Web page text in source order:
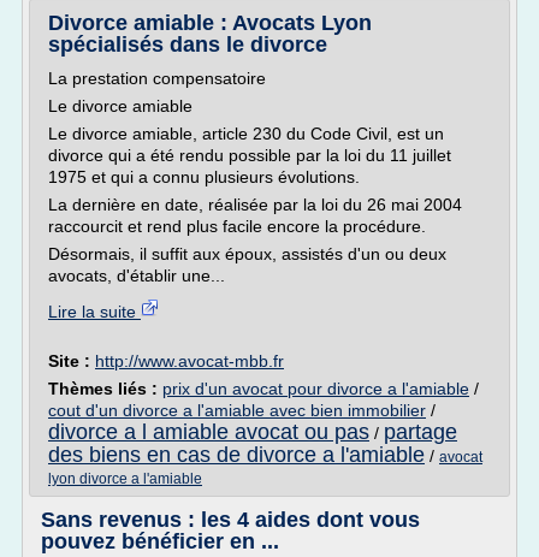
Divorce amiable : Avocats Lyon
spécialisés dans le divorce
La prestation compensatoire
Le divorce amiable
Le divorce amiable, article 230 du Code Civil, est un
divorce qui a été rendu possible par la loi du 11 juillet
1975 et qui a connu plusieurs évolutions.
La dernière en date, réalisée par la loi du 26 mai 2004
raccourcit et rend plus facile encore la procédure.
Désormais, il suffit aux époux, assistés d'un ou deux
avocats, d'établir une...
Lire la suite
Site : http://www.avocat-mbb.fr
Thèmes liés : prix d'un avocat pour divorce a l'amiable /
cout d'un divorce a l'amiable avec bien immobilier /
divorce a l amiable avocat ou pas / partage
des biens en cas de divorce a l'amiable / avocat
lyon divorce a l'amiable
Sans revenus : les 4 aides dont vous
pouvez bénéficier en ...